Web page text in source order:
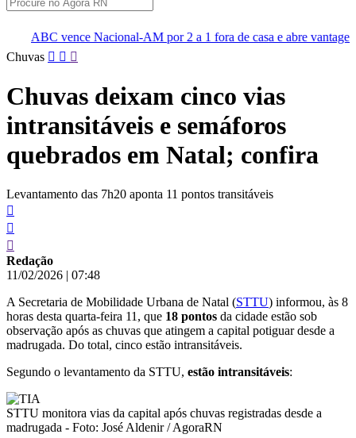
AM por 2 a 1 fora de casa e abre vantagem nas quartas
Pular
conteúdo
Chuvas
Chuvas deixam cinco vias
intransitáveis e semáforos
quebrados em Natal; confira
Levantamento das 7h20 aponta 11 pontos transitáveis
Redação
11/02/2026 | 07:48
A Secretaria de Mobilidade Urbana de Natal (STTU) informou, às 8
horas desta quarta-feira 11, que 18 pontos da cidade estão sob
observação após as chuvas que atingem a capital potiguar desde a
madrugada. Do total, cinco estão intransitáveis.
Segundo o levantamento da STTU, estão intransitáveis:
STTU monitora vias da capital após chuvas registradas desde a
madrugada - Foto: José Aldenir / AgoraRN